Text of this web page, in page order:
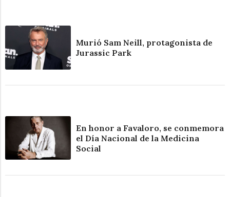
Murió Sam Neill, protagonista de
Jurassic Park
En honor a Favaloro, se conmemora
el Día Nacional de la Medicina
Social